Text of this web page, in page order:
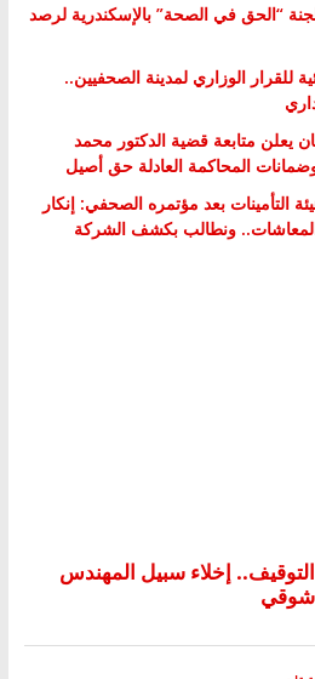
“الحق في الصحة” بالإسكندرية لرصد
للقرار الوزاري لمدينة الصحفيين..
يعلن متابعة قضية الدكتور محمد
المحاكمة العادلة حق أصيل
التأمينات بعد مؤتمره الصحفي: إنكار
المعاشات.. ونطالب بكشف الشركة